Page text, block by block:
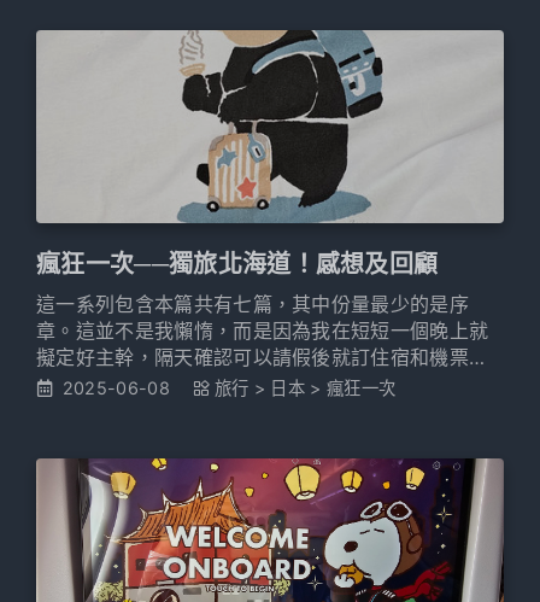
瘋狂一次──獨旅北海道！感想及回顧
這一系列包含本篇共有七篇，其中份量最少的是序
章。這並不是我懶惰，而是因為我在短短一個晚上就
擬定好主幹，隔天確認可以請假後就訂住宿和機票
了，就是這麼快。或許是因為我夢想很久了，所以一
這樣吧，決定好地點、時間、重要的景點，然後就準
備啟程。 這一篇如同標題所說，就是最後有一些感想
及回顧，當然有些資訊可能之前寫
2025-06-08 旅行 > 日本 > 瘋狂一次